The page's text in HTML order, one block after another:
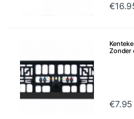
€
Zonder
€7.95